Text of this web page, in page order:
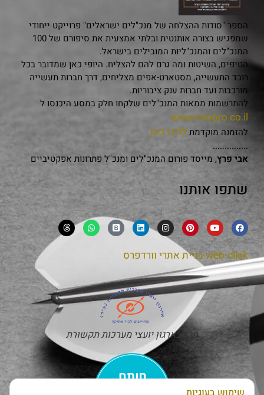
הספר "סודות ההצלחה של מנכ"לים ישראלים" פרוייקט ייחודי
שמפגיש בצורה אותנטית ובלתי אמצעית את סיפורם של 100
המנכ"לים והמנכ"ליות המובילים בישראל.
הטיפים, השיטות ומה גרם להם להצליח. היופי כאן שמדובר בכל
רובד התעשייה, מסטארט-אפים מצליחים, דרך חברות תעשייה
מורכבות ועד חברות ענק ציבוריות.
להתרשמות ממאות המנכ"לים שלקחו חלק במסע היכנסו ל
www.ceopro.co.il
להזמנה מוקדמת לחצו כאן
...............
אבי פרץ, מייסד פורום המנכ"לים ומנכ"ל פתרונות אפקטיביים
שתפו אותנו
web-clickבניית אתרי וורדפרס
חבר בארגון יועצי מערכות תקשורת